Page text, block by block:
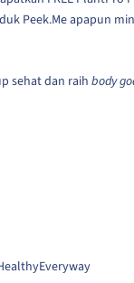
Peek.Me apapun
sehat dan raih body